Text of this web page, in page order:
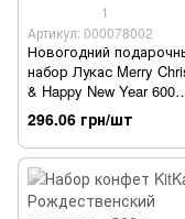
1
Артикул: 000078002
Новогодний
набор Лукас Merry
& Happy New Year 600
г(4823054614506)
296.06 грн/шт